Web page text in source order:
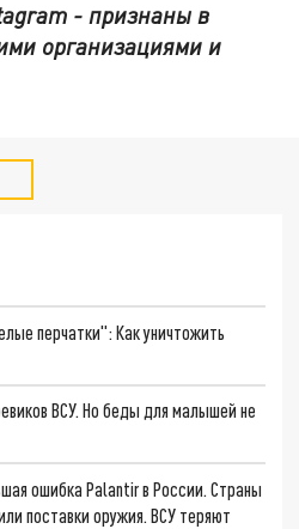
- признаны в
организациями и
перчатки": Как уничтожить
ВСУ. Но беды для малышей не
ошибка Palantir в России. Страны
поставки оружия. ВСУ теряют